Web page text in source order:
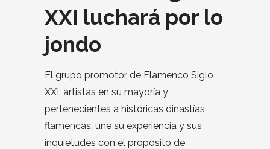
XXI luchará por lo
jondo
El grupo promotor de Flamenco Siglo
XXI, artistas en su mayoría y
pertenecientes a históricas dinastías
flamencas, une su experiencia y sus
inquietudes con el propósito de